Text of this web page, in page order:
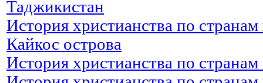
Таджикистан
История христианства по
Кайкос острова
История христианства по